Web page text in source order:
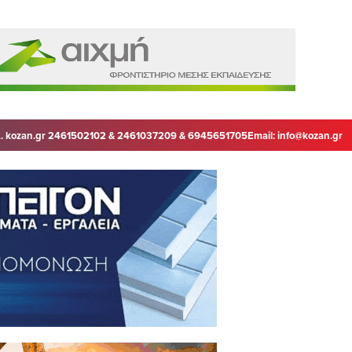
kozan.gr 2461502102 & 2461037209 & 6945651705Email:info@kozan.gr